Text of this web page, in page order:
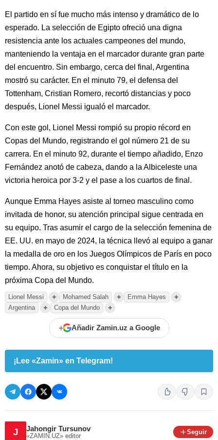
El partido en sí fue mucho más intenso y dramático de lo
esperado. La selección de Egipto ofreció una digna
resistencia ante los actuales campeones del mundo,
manteniendo la ventaja en el marcador durante gran parte
del encuentro. Sin embargo, cerca del final, Argentina
mostró su carácter. En el minuto 79, el defensa del
Tottenham, Cristian Romero, recortó distancias y poco
después, Lionel Messi igualó el marcador.
Con este gol, Lionel Messi rompió su propio récord en
Copas del Mundo, registrando el gol número 21 de su
carrera. En el minuto 92, durante el tiempo añadido, Enzo
Fernández anotó de cabeza, dando a la Albiceleste una
victoria heroica por 3-2 y el pase a los cuartos de final.
Aunque Emma Hayes asiste al torneo masculino como
invitada de honor, su atención principal sigue centrada en
su equipo. Tras asumir el cargo de la selección femenina de
EE. UU. en mayo de 2024, la técnica llevó al equipo a ganar
la medalla de oro en los Juegos Olímpicos de París en poco
tiempo. Ahora, su objetivo es conquistar el título en la
próxima Copa del Mundo.
Lionel Messi + Mohamed Salah + Emma Hayes +
Argentina + Copa del Mundo +
+ Añadir Zamin.uz a Google
¡Lee «Zamin» en Telegram!
J Jahongir Tursunov
«ZAMIN.UZ» editor
Seguir